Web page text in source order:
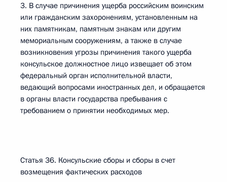
3. В случае причинения ущерба российским воинским
или гражданским захоронениям, установленным на
них памятникам, памятным знакам или другим
мемориальным сооружениям, а также в случае
возникновения угрозы причинения такого ущерба
консульское должностное лицо извещает об этом
федеральный орган исполнительной власти,
ведающий вопросами иностранных дел, и обращается
в органы власти государства пребывания с
требованием о принятии необходимых мер.
Статья 36. Консульские сборы и сборы в счет
возмещения фактических расходов